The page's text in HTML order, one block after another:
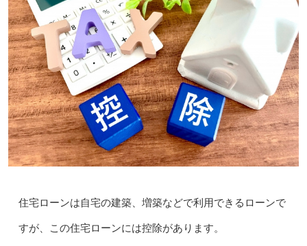
住宅ローンは自宅の建築、増築などで利用できるローンで
すが、この住宅ローンには控除があります。